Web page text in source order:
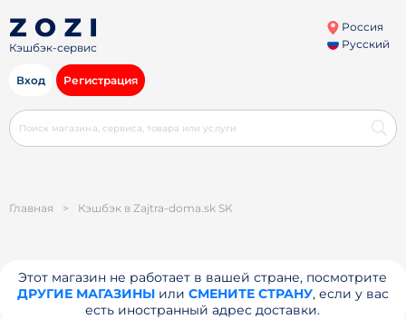
Кэшбэк-сервис
Россия
Русский
Вход Регистрация
Главная > Кэшбэк в Zajtra-doma.sk SK
Этот магазин не работает в вашей стране, посмотрите
ДРУГИЕ МАГАЗИНЫили СМЕНИТЕ СТРАНУ, если у вас
есть иностранный адрес доставки.